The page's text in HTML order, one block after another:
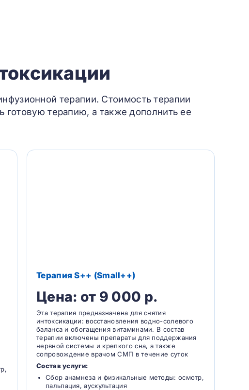
терапии. Стоимость терапии
терапию, а также дополнить ее
Терапия S++ (Small++)
Цена: от 9 000 р.
Эта терапия предназначена для снятия
интоксикации: восстановления водно-солевого
баланса и обогащения витаминами. В состав
терапии включены препараты для поддержания
нервной системы и крепкого сна, а также
сопровождение врачом СМП в течение суток
Состав услуги:
Сбор анамнеза и физикальные методы: осмотр,
пальпация, аускультация